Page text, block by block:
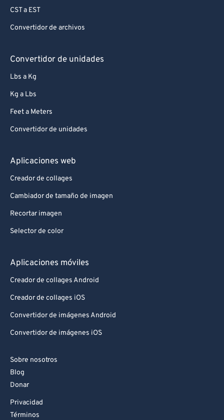
CST a EST
Convertidor de archivos
Convertidor de unidades
Lbs a Kg
Kg a Lbs
Feet a Meters
Convertidor de unidades
Aplicaciones web
Creador de collages
Cambiador de tamaño de imagen
Recortar imagen
Selector de color
Aplicaciones móviles
Creador de collages Android
Creador de collages iOS
Convertidor de imágenes Android
Convertidor de imágenes iOS
Sobre nosotros
Blog
Donar
Privacidad
Términos